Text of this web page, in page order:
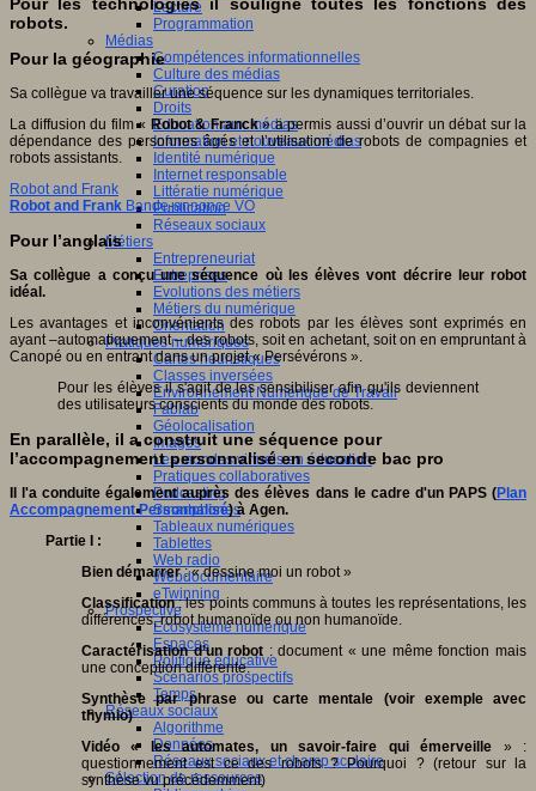
Lecture
Programmation
Médias
Compétences informationnelles
Culture des médias
Curation
Droits
Education aux médias
Information et nouveaux médias
Identité numérique
Internet responsable
Littératie numérique
Publication
Réseaux sociaux
Métiers
Entrepreneuriat
Entreprises
Evolutions des métiers
Métiers du numérique
Orientation
Pratiques numériques
Cartes heuristiques
Classes inversées
Environnement Numérique de Travail
Fablab
Géolocalisation
Images
Les mondes virtuels en éducation
Pratiques collaboratives
Podcasting
Smartphones
Tableaux numériques
Tablettes
Web radio
Webdocumentaire
eTwinning
Prospective
Ecosystème numérique
Espaces
Politique éducative
Scénarios prospectifs
Temps
Réseaux sociaux
Algorithme
Données
Réseaux sociaux et champ scolaire
Sélection de ressources
robots.
Pour la géographie
Sa collègue va travailler une séquence sur les dynamiques territoriales.
La diffusion du film « Robot & Franck» a permis aussi d’ouvrir un débat sur la
dépendance des personnes âgés et l’utilisation de robots de compagnies et
robots assistants.
Robot and Frank
Robot and Frank Bande-annonce VO
Pour l’anglais
Sa collègue a conçu une séquence où les élèves vont décrire leur robot
idéal.
Les avantages et inconvénients des robots par les élèves sont exprimés en
ayant –automatiquement – des robots, soit en achetant, soit on en empruntant à
Canopé ou en entrant dans un projet « Persévérons ».
Pour les élèves il s'agit de les sensibiliser afin qu'ils deviennent
des utilisateurs conscients du monde des robots.
En parallèle, il a construit une séquence pour
l’accompagnement personnalisé en seconde bac pro
Il l'a conduite également auprès des élèves dans le cadre d'un PAPS (Plan
Accompagnement Personnalisé) à Agen.
Partie I :
Bien démarrer: « dessine moi un robot »
Classification: les points communs à toutes les représentations, les
différences, robot humanoïde ou non humanoïde.
Caractérisation d’un robot : document « une même fonction mais
une conception différente.
Synthèse par phrase ou carte mentale (voir exemple avec
thymio)
Vidéo « les automates, un savoir-faire qui émerveille » :
questionnement est ce des robots ? Pourquoi ? (retour sur la
synthèse vu précédemment)